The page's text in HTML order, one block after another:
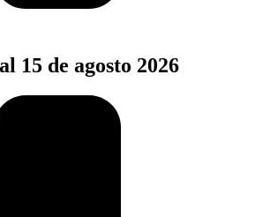
15 de agosto 2026